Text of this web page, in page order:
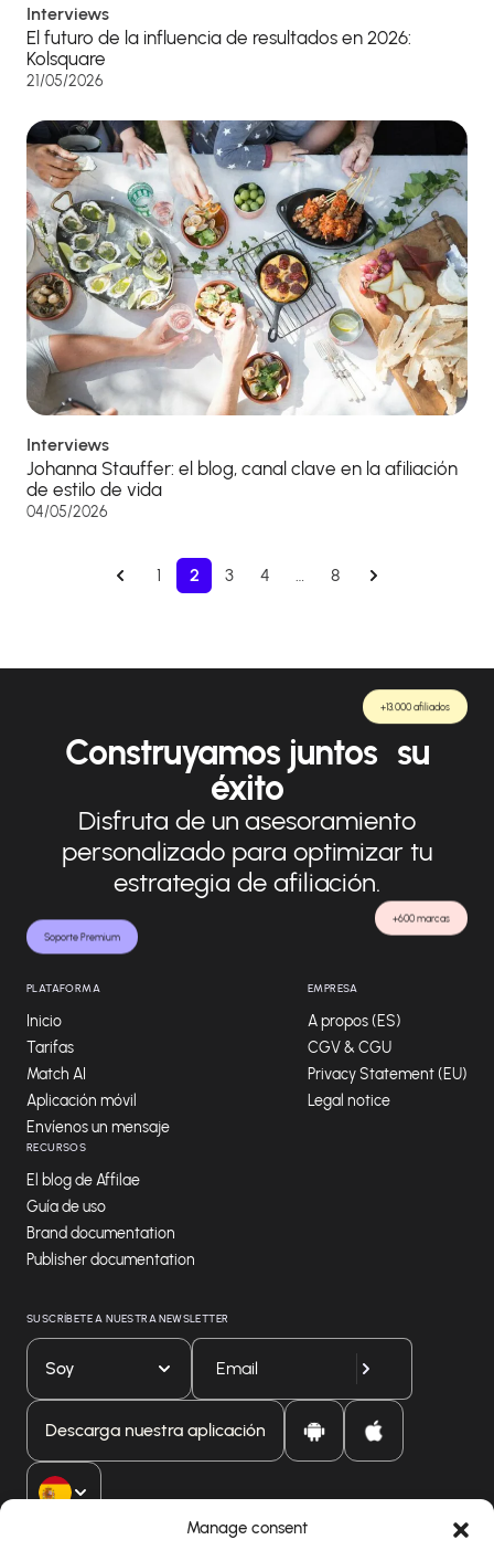
Manage consent
Interviews
El futuro de la influencia de resultados en 2026:
Kolsquare
21/05/2026
Interviews
Johanna Stauffer: el blog, canal clave en la afiliación
de estilo de vida
04/05/2026
1 2 3 4 … 8
Soporte Premium
+600 marcas
+13.000 afiliados
Construyamos juntos su
éxito
Disfruta de un asesoramiento
personalizado para optimizar tu
estrategia de afiliación.
PLATAFORMA
Inicio
Tarifas
Match AI
Aplicación móvil
Envíenos un mensaje
EMPRESA
A propos (ES)
CGV & CGU
Privacy Statement (EU)
Legal notice
RECURSOS
El blog de Affilae
Guía de uso
Brand documentation
Publisher documentation
SUSCRÍBETE A NUESTRA NEWSLETTER
Soy
Descarga nuestra aplicación